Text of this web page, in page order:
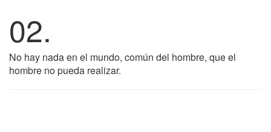
02.
No hay nada en el mundo, común del hombre, que el
hombre no pueda realizar.